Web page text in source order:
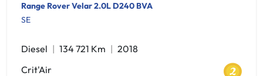
Range Rover Velar 2.0L D240 BVA
SE
Diesel 134 721 Km
2018
Crit'Air